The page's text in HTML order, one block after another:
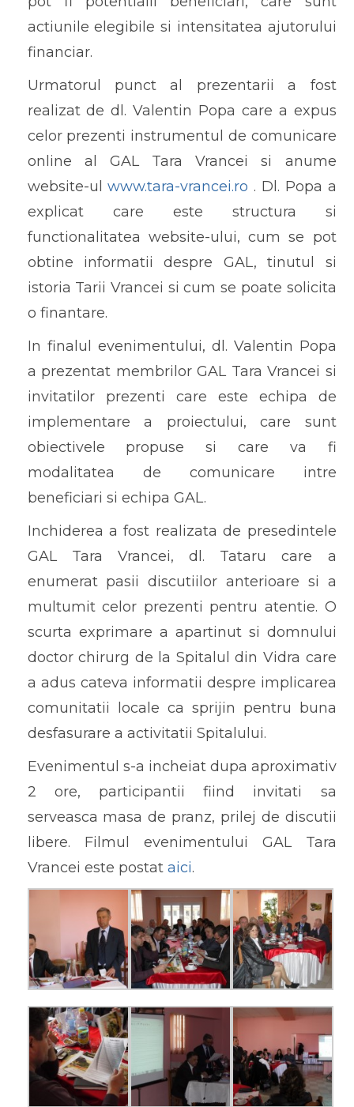
actiunile elegibile si intensitatea ajutorului
financiar.
Urmatorul punct al prezentarii a fost
realizat de dl. Valentin Popa care a expus
celor prezenti instrumentul de comunicare
online al GAL Tara Vrancei si anume
website-ulwww.tara-vrancei.ro . Dl. Popa a
explicat care este structura si
functionalitatea website-ului, cum se pot
obtine informatii despre GAL, tinutul si
istoria Tarii Vrancei si cum se poate solicita
o finantare.
In finalul evenimentului, dl. Valentin Popa
a prezentat membrilor GAL Tara Vrancei si
invitatilor prezenti care este echipa de
implementare a proiectului, care sunt
obiectivele propuse si care va fi
modalitatea de comunicare intre
beneficiari si echipa GAL.
Inchiderea a fost realizata de presedintele
GAL Tara Vrancei, dl. Tataru care a
enumerat pasii discutiilor anterioare si a
multumit celor prezenti pentru atentie. O
scurta exprimare a apartinut si domnului
doctor chirurg de la Spitalul din Vidra care
a adus cateva informatii despre implicarea
comunitatii locale ca sprijin pentru buna
desfasurare a activitatii Spitalului.
Evenimentul s-a incheiat dupa aproximativ
2 ore, participantii fiind invitati sa
serveasca masa de pranz, prilej de discutii
libere. Filmul evenimentului GAL Tara
Vrancei este postat aici.